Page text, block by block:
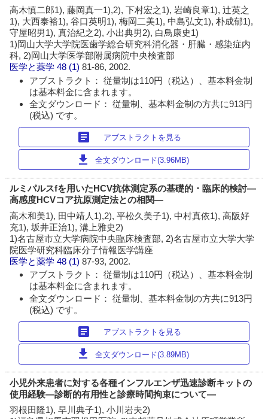
高木慎二郎1), 藤岡真一1),2), 下村宏之1), 岩崎良章1), 辻英之
1), 大西泰裕1), 谷口英明1), 梅岡二美1), 中島弘文1), 朴成郁1),
守屋昭男1), 真治紀之2), 小出典男2), 白鳥康史1)
1)岡山大学大学院医歯学総合研究科消化器・肝臓・感染症内
科, 2)岡山大学医学部附属病院中央検査部
医学と薬学 48 (1)81-86, 2002.
アブストラクト： 従量制は110円（税込）、基本料金制
は基本料金に含まれます。
全文ダウンロード： 従量制、基本料金制の方共に913円
(税込) です。
article アブストラクトを見る
download 全文ダウンロード(3.96MB)
ルミパルスfを用いたHCV抗体測定系の基礎的・臨床的検討―
高感度HCVコア抗原測定法との相関―
高木和美1), 田中靖人1),2), 平松久美子1), 中村真依1), 高阪好
充1), 坂井正治1), 溝上雅史2)
1)名古屋市立大学病院中央臨床検査部, 2)名古屋市立大学大学
院医学研究科臨床分子情報医学講座
医学と薬学 48 (1)87-93, 2002.
アブストラクト： 従量制は110円（税込）、基本料金制
は基本料金に含まれます。
全文ダウンロード： 従量制、基本料金制の方共に913円
(税込) です。
article アブストラクトを見る
download 全文ダウンロード(3.89MB)
小児外来患者に対する各種インフルエンザ迅速診断キットの
使用経験―診断的有用性と診療時間拘束について―
羽根田隆1), 早川典子1), 小川岩夫2)